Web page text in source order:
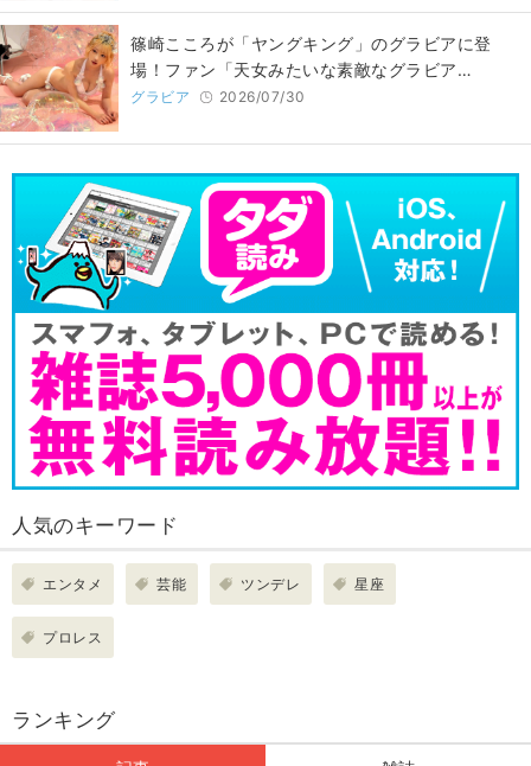
篠崎こころが「ヤングキング」のグラビアに登
場！ファン「天女みたいな素敵なグラビア…
グラビア 2026/07/30
人気のキーワード
エンタメ 芸能 ツンデレ 星座
プロレス
ランキング